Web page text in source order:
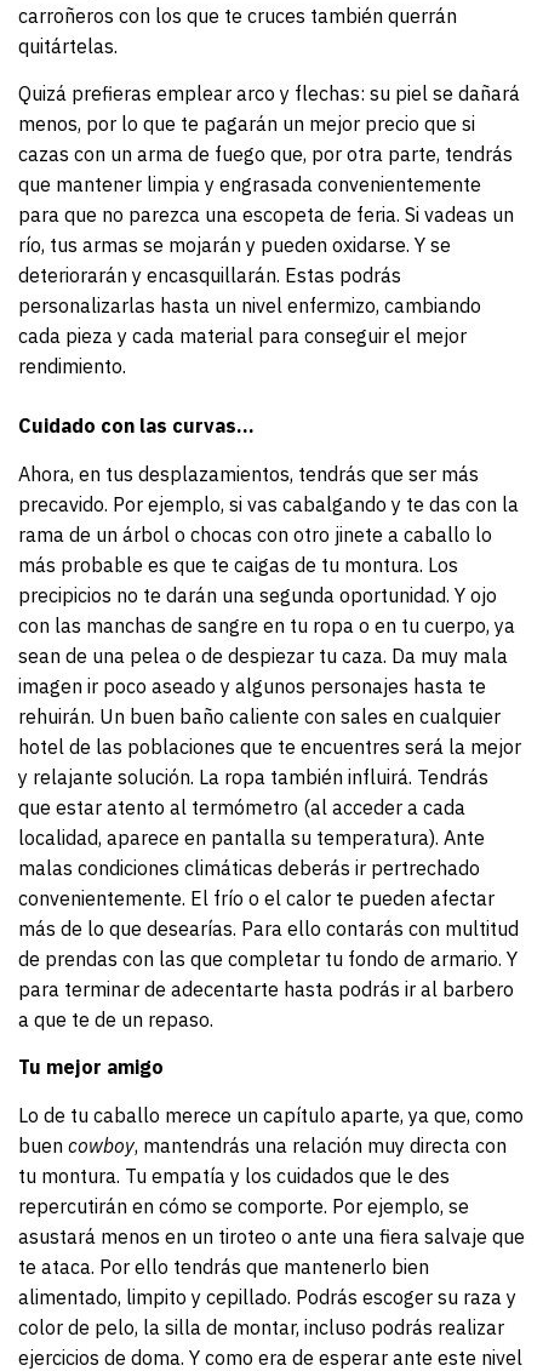
carroñeros con los que te cruces también querrán
quitártelas.
Quizá prefieras emplear arco y flechas: su piel se dañará
menos, por lo que te pagarán un mejor precio que si
cazas con un arma de fuego que, por otra parte, tendrás
que mantener limpia y engrasada convenientemente
para que no parezca una escopeta de feria. Si vadeas un
río, tus armas se mojarán y pueden oxidarse. Y se
deteriorarán y encasquillarán. Estas podrás
personalizarlas hasta un nivel enfermizo, cambiando
cada pieza y cada material para conseguir el mejor
rendimiento.
Cuidado con las curvas…
Ahora, en tus desplazamientos, tendrás que ser más
precavido. Por ejemplo, si vas cabalgando y te das con la
rama de un árbol o chocas con otro jinete a caballo lo
más probable es que te caigas de tu montura. Los
precipicios no te darán una segunda oportunidad. Y ojo
con las manchas de sangre en tu ropa o en tu cuerpo, ya
sean de una pelea o de despiezar tu caza. Da muy mala
imagen ir poco aseado y algunos personajes hasta te
rehuirán. Un buen baño caliente con sales en cualquier
hotel de las poblaciones que te encuentres será la mejor
y relajante solución. La ropa también influirá. Tendrás
que estar atento al termómetro (al acceder a cada
localidad, aparece en pantalla su temperatura). Ante
malas condiciones climáticas deberás ir pertrechado
convenientemente. El frío o el calor te pueden afectar
más de lo que desearías. Para ello contarás con multitud
de prendas con las que completar tu fondo de armario. Y
para terminar de adecentarte hasta podrás ir al barbero
a que te de un repaso.
Tu mejor amigo
Lo de tu caballo merece un capítulo aparte, ya que, como
buen cowboy, mantendrás una relación muy directa con
tu montura. Tu empatía y los cuidados que le des
repercutirán en cómo se comporte. Por ejemplo, se
asustará menos en un tiroteo o ante una fiera salvaje que
te ataca. Por ello tendrás que mantenerlo bien
alimentado, limpito y cepillado. Podrás escoger su raza y
color de pelo, la silla de montar, incluso podrás realizar
ejercicios de doma. Y como era de esperar ante este nivel